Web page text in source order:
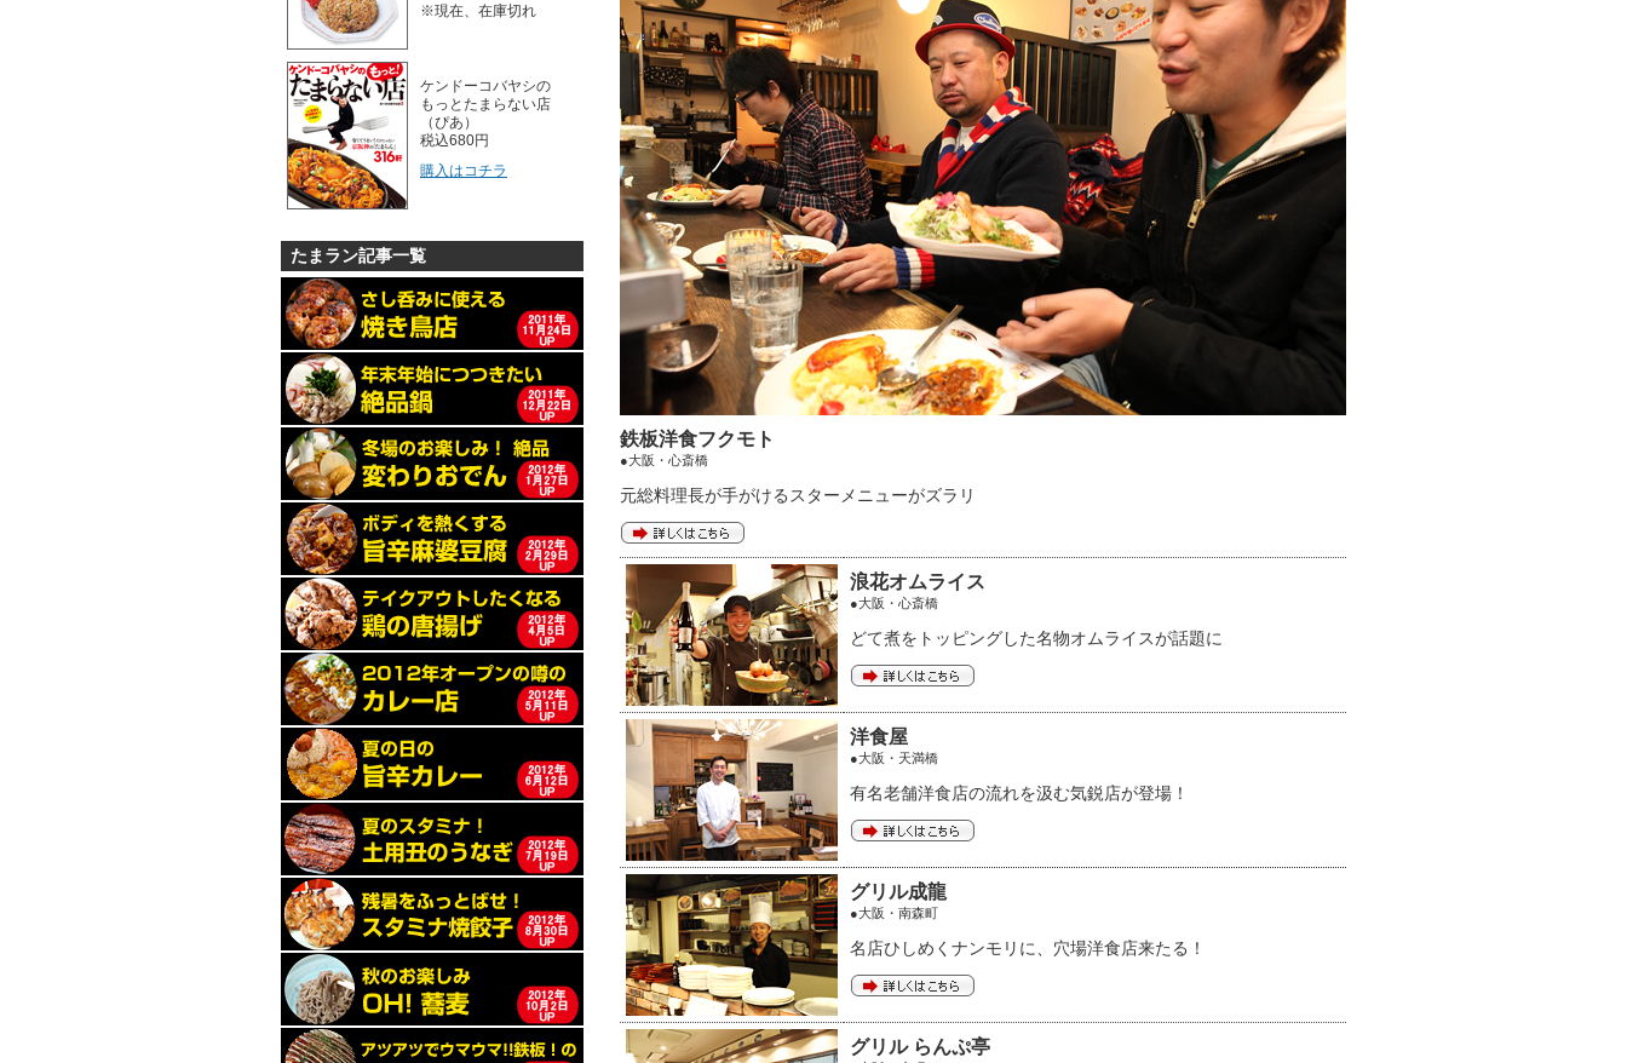
※現在、在庫切れ
ケンドーコバヤシの
もっとたまらない店
（ぴあ）
税込680円
購入はコチラ
たまラン記事一覧
鉄板洋食フクモト
●大阪・心斎橋
元総料理長が手がけるスターメニューがズラリ
浪花オムライス
●大阪・心斎橋
どて煮をトッピングした名物オムライスが話題に
洋食屋
●大阪・天満橋
有名老舗洋食店の流れを汲む気鋭店が登場！
グリル成龍
●大阪・南森町
名店ひしめくナンモリに、穴場洋食店来たる！
グリル らんぷ亭